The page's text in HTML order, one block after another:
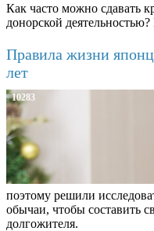
Как часто можно сдавать
донорской
Правила жизни
лет
10283
поэтому решили
обычаи, чтобы составить
долгожителя.